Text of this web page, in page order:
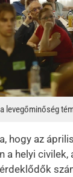
levegőminőség
hogy az
a helyi